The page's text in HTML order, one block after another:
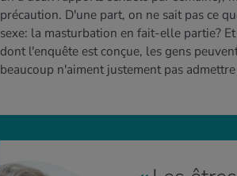
précaution. D'une part, on ne sait pas ce
sexe: la masturbation en fait-elle partie?
dont l'enquête est conçue, les gens
beaucoup n'aiment justement pas